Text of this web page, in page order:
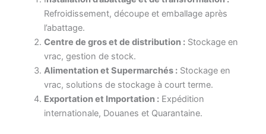
Refroidissement, découpe et emballage après
l’abattage.
Centre de gros et de distribution :Stockage en
vrac, gestion de stock.
Alimentation et Supermarchés :Stockage en
vrac, solutions de stockage à court terme.
Exportation et Importation :Expédition
internationale, Douanes et Quarantaine.